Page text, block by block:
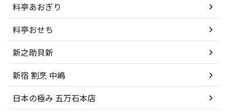
料亭あおぎり
料亭おせち
新之助貝新
新宿 割烹 中嶋
日本の極み 五万石本店